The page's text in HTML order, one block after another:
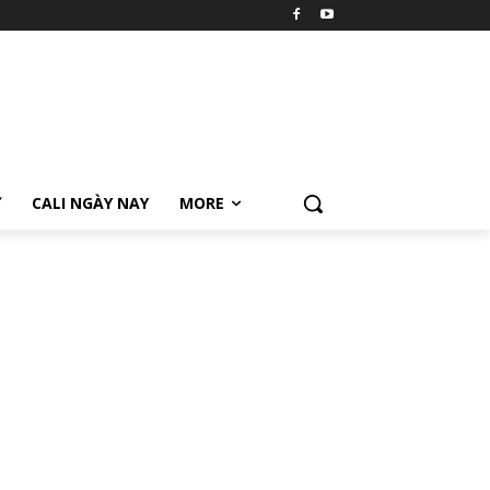
CALI NGÀY NAY MORE